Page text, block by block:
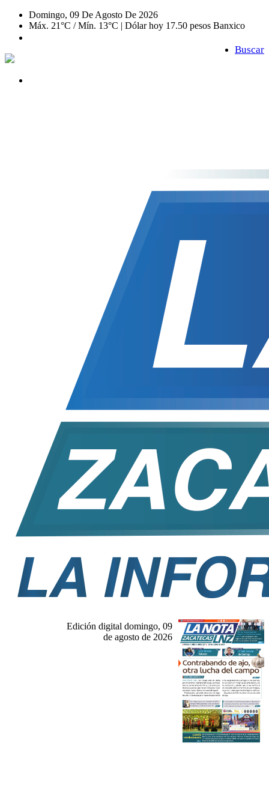
Domingo, 09 De Agosto De 2026
Máx. 21°C / Mín. 13°C | Dólar hoy 17.50 pesos Banxico
Buscar
Edición digital domingo, 09
de agosto de 2026